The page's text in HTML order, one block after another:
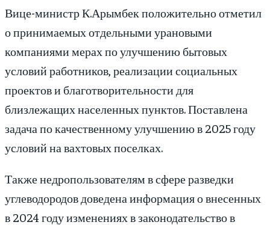
Вице-министр К.Арымбек положительно отметил
о принимаемых отдельными урановыми
компаниями мерах по улучшению бытовых
условий работников, реализации социальных
проектов и благотворительности для
близлежащих населенных пунктов. Поставлена
задача по качественному улучшению в 2025 году
условий на вахтовых поселках.
Также недропользователям в сфере разведки
углеводородов доведена информация о внесенных
в 2024 году изменениях в законодательство в